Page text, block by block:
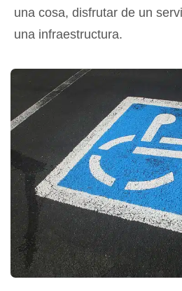
una cosa, disfrutar de un
una infraestructura.